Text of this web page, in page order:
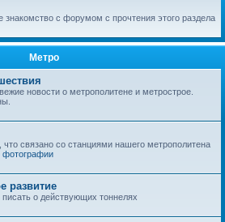
с форумом с прочтения этого раздела
Метро
новости о метрополитене и метрострое.
связано со станциями нашего метрополитена
развитие
о действующих тоннелях